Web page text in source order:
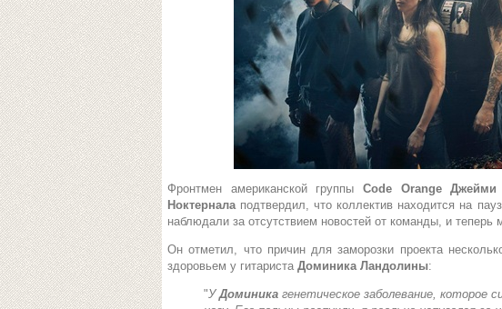
Фронтмен американской группы Code Orange
Ноктерналаподтвердил, что коллектив находится на
наблюдали за отсутствием новостей от команды, и теперь
Он отметил, что причин для заморозки проекта
здоровьем у гитариста Доминика Ландолины:
"УДоминика генетическое заболевание, которое